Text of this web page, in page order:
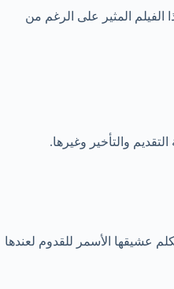
المثير على الرغم من
والتأخير وغيرها.
عشيقها الأسمر للقدوم لعندها